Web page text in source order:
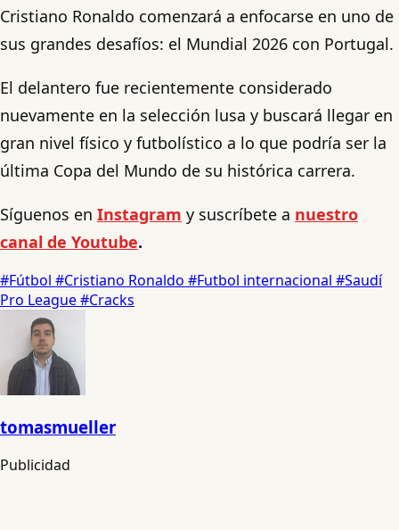
Cristiano Ronaldo comenzará a enfocarse en uno de
sus grandes desafíos: el Mundial 2026 con Portugal.
El delantero fue recientemente considerado
nuevamente en la selección lusa y buscará llegar en
gran nivel físico y futbolístico a lo que podría ser la
última Copa del Mundo de su histórica carrera.
Síguenos en Instagram y suscríbete a nuestro
canal de Youtube.
#Fútbol #Cristiano Ronaldo #Futbol internacional #Saudí
Pro League#Cracks
tomasmueller
Publicidad